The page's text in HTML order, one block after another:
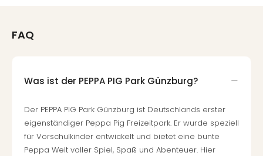
FAQ
Was ist der PEPPA PIG Park Günzburg?
Der PEPPA PIG Park Günzburg ist Deutschlands erster
eigenständiger Peppa Pig Freizeitpark. Er wurde speziell
für Vorschulkinder entwickelt und bietet eine bunte
Peppa Welt voller Spiel, Spaß und Abenteuer. Hier